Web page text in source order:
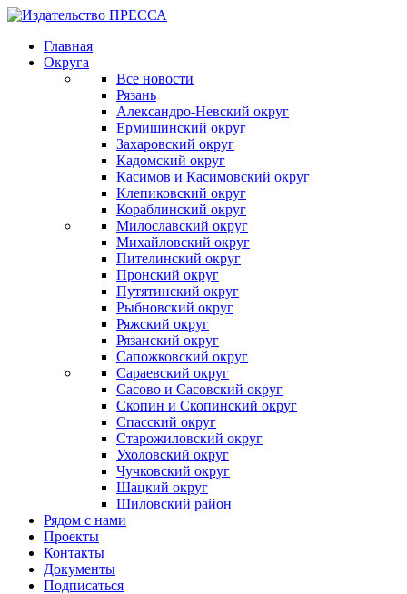
Главная
Округа
Все новости
Рязань
Александро-Невский округ
Ермишинский округ
Захаровский округ
Кадомский округ
Касимов и Касимовский округ
Клепиковский округ
Кораблинский округ
Милославский округ
Михайловский округ
Пителинский округ
Пронский округ
Путятинский округ
Рыбновский округ
Ряжский округ
Рязанский округ
Сапожковский округ
Сараевский округ
Сасово и Сасовский округ
Скопин и Скопинский округ
Спасский округ
Старожиловский округ
Ухоловский округ
Чучковский округ
Шацкий округ
Шиловский район
Рядом с нами
Проекты
Контакты
Документы
Подписаться